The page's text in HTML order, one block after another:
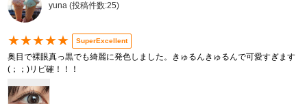
yuna (投稿件数:25)
★★★★★ SuperExcellent
奥目で裸眼真っ黒でも綺麗に発色しました。きゅるんきゅるんで可愛すぎます
(；；)リピ確！！！